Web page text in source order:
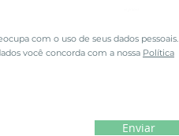
com o uso de seus dados pessoais.
você concorda com a nossa Política
Enviar